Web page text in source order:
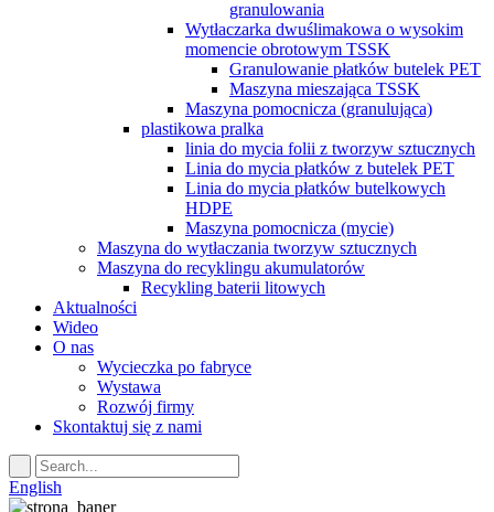
granulowania
Wytłaczarka dwuślimakowa o wysokim
momencie obrotowym TSSK
Granulowanie płatków butelek PET
Maszyna mieszająca TSSK
Maszyna pomocnicza (granulująca)
plastikowa pralka
linia do mycia folii z tworzyw sztucznych
Linia do mycia płatków z butelek PET
Linia do mycia płatków butelkowych
HDPE
Maszyna pomocnicza (mycie)
Maszyna do wytłaczania tworzyw sztucznych
Maszyna do recyklingu akumulatorów
Recykling baterii litowych
Aktualności
Wideo
O nas
Wycieczka po fabryce
Wystawa
Rozwój firmy
Skontaktuj się z nami
English